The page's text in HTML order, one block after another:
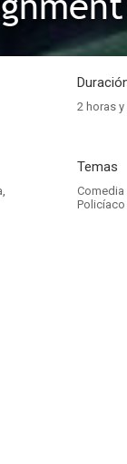
2 horas
,
Temas
Comedia
Policíaco